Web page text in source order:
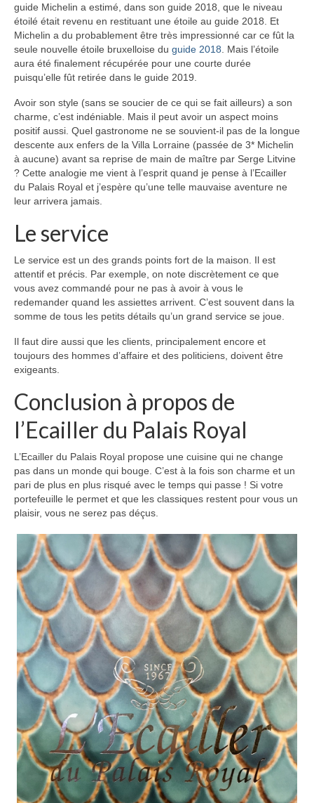
guide Michelin a estimé, dans son guide 2018, que le niveau
étoilé était revenu en restituant une étoile au guide 2018. Et
Michelin a du probablement être très impressionné car ce fût la
seule nouvelle étoile bruxelloise du guide 2018 . Mais l’étoile
aura été finalement récupérée pour une courte durée
puisqu’elle fût retirée dans le guide 2019.
Avoir son style (sans se soucier de ce qui se fait ailleurs) a son
charme, c’est indéniable. Mais il peut avoir un aspect moins
positif aussi. Quel gastronome ne se souvient-il pas de la longue
descente aux enfers de la Villa Lorraine (passée de 3* Michelin
à aucune) avant sa reprise de main de maître par Serge Litvine
? Cette analogie me vient à l’esprit quand je pense à l’Ecailler
du Palais Royal et j’espère qu’une telle mauvaise aventure ne
leur arrivera jamais.
Le service
Le service est un des grands points fort de la maison. Il est
attentif et précis. Par exemple, on note discrètement ce que
vous avez commandé pour ne pas à avoir à vous le
redemander quand les assiettes arrivent. C’est souvent dans la
somme de tous les petits détails qu’un grand service se joue.
Il faut dire aussi que les clients, principalement encore et
toujours des hommes d’affaire et des politiciens, doivent être
exigeants.
Conclusion à propos de
l’Ecailler du Palais Royal
L’Ecailler du Palais Royal propose une cuisine qui ne change
pas dans un monde qui bouge. C’est à la fois son charme et un
pari de plus en plus risqué avec le temps qui passe ! Si votre
portefeuille le permet et que les classiques restent pour vous un
plaisir, vous ne serez pas déçus.